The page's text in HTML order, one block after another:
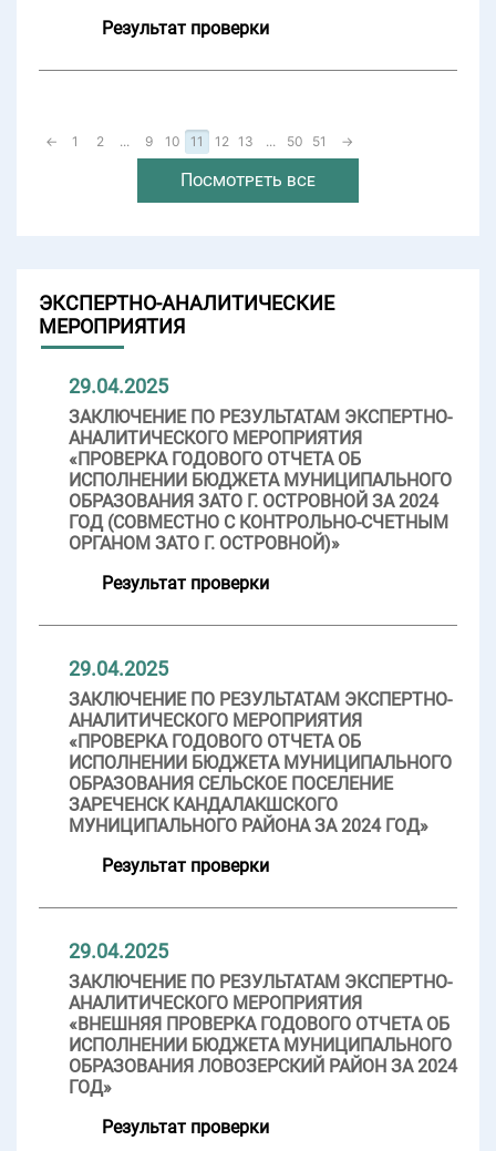
Результат проверки
← 1 2 ... 9 10 11 12 13 ... 50 51 →
Посмотреть все
ЭКСПЕРТНО-АНАЛИТИЧЕСКИЕ
МЕРОПРИЯТИЯ
29.04.2025
ЗАКЛЮЧЕНИЕ ПО РЕЗУЛЬТАТАМ ЭКСПЕРТНО-
АНАЛИТИЧЕСКОГО МЕРОПРИЯТИЯ
«ПРОВЕРКА ГОДОВОГО ОТЧЕТА ОБ
ИСПОЛНЕНИИ БЮДЖЕТА МУНИЦИПАЛЬНОГО
ОБРАЗОВАНИЯ ЗАТО Г. ОСТРОВНОЙ ЗА 2024
ГОД (СОВМЕСТНО С КОНТРОЛЬНО-СЧЕТНЫМ
ОРГАНОМ ЗАТО Г. ОСТРОВНОЙ)»
Результат проверки
29.04.2025
ЗАКЛЮЧЕНИЕ ПО РЕЗУЛЬТАТАМ ЭКСПЕРТНО-
АНАЛИТИЧЕСКОГО МЕРОПРИЯТИЯ
«ПРОВЕРКА ГОДОВОГО ОТЧЕТА ОБ
ИСПОЛНЕНИИ БЮДЖЕТА МУНИЦИПАЛЬНОГО
ОБРАЗОВАНИЯ СЕЛЬСКОЕ ПОСЕЛЕНИЕ
ЗАРЕЧЕНСК КАНДАЛАКШСКОГО
МУНИЦИПАЛЬНОГО РАЙОНА ЗА 2024 ГОД»
Результат проверки
29.04.2025
ЗАКЛЮЧЕНИЕ ПО РЕЗУЛЬТАТАМ ЭКСПЕРТНО-
АНАЛИТИЧЕСКОГО МЕРОПРИЯТИЯ
«ВНЕШНЯЯ ПРОВЕРКА ГОДОВОГО ОТЧЕТА ОБ
ИСПОЛНЕНИИ БЮДЖЕТА МУНИЦИПАЛЬНОГО
ОБРАЗОВАНИЯ ЛОВОЗЕРСКИЙ РАЙОН ЗА 2024
ГОД»
Результат проверки